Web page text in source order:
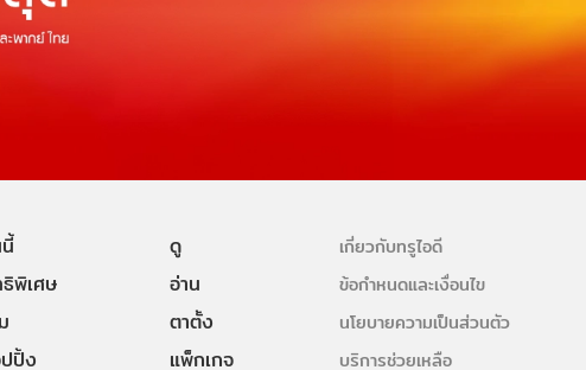
ดู
พิเศษ
อ่าน
ตาตั้ง
ปิ้ง
แพ็กเกจ
เกี่ยวกับทรูไอดี
ข้อกำหนดและเงื่อนไข
นโยบายความเป็นส่วนตัว
บริการช่วยเหลือ